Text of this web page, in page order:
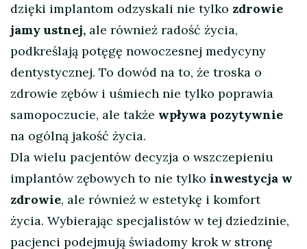
dzięki implantom odzyskali nie tylko zdrowie
jamy ustnej, ale również radość życia,
podkreślają potęgę nowoczesnej medycyny
dentystycznej. To dowód na to, że troska o
zdrowie zębów i uśmiech nie tylko poprawia
samopoczucie, ale także wpływa pozytywnie
na ogólną jakość życia.
Dla wielu pacjentów decyzja o wszczepieniu
implantów zębowych to nie tylko inwestycja w
zdrowie, ale również w estetykę i komfort
życia. Wybierając specjalistów w tej dziedzinie,
pacjenci podejmują świadomy krok w stronę